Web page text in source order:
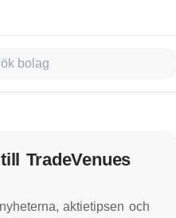
TradeVenues
aktietipsen och